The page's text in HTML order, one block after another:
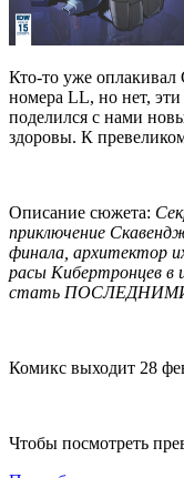
Кто-то уже
номера LL, но нет, эти
поделился с нами
здоровы. К
Описание сюжета:
приключение
финала, архитектор
расы Кибертронцев в
стать ПОСЛЕДНИМИ
Комикс выходит 28
Чтобы посмотреть